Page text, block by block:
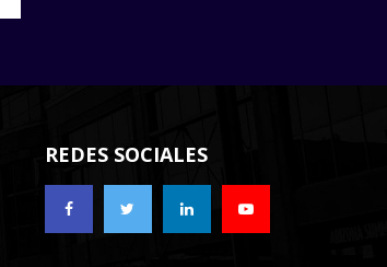
REDES SOCIALES